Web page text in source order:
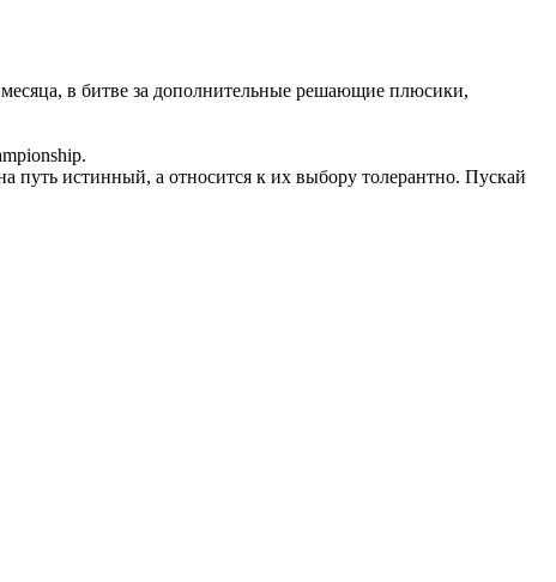
в битве за дополнительные решающие плюсики,
путь истинный, а относится к их выбору толерантно. Пускай